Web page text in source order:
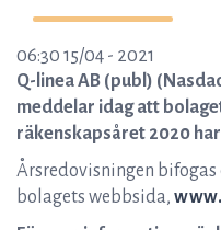
06:30 15/04 - 2021
Q-linea AB (publ)
meddelar idag att
räkenskapsåret 2020
Årsredovisningen bifogas
bolagets webbsida,